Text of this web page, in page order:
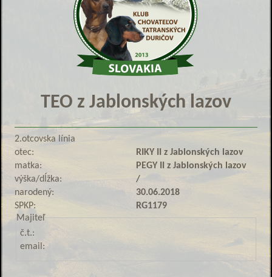
TEO z Jablonských lazov
2.otcovska línia
otec:
RIKY II z Jablonských lazov
matka:
PEGY II z Jablonských lazov
výška/dĺžka:
/
narodený:
30.06.2018
SPKP:
RG1179
Majiteľ
č.t.:
email: